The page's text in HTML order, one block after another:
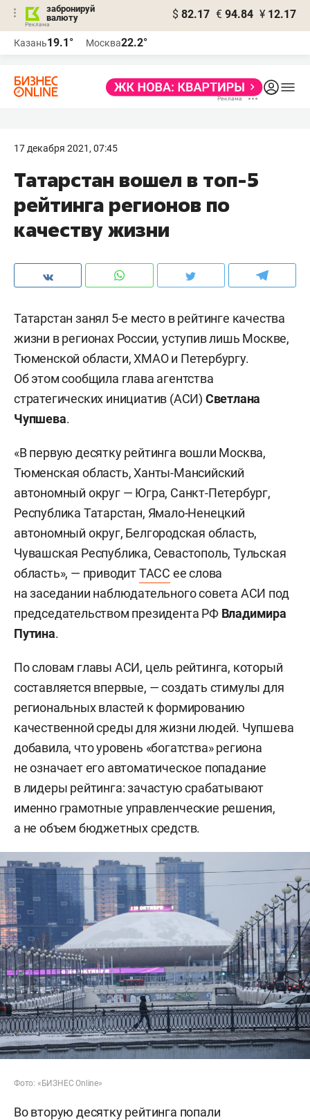
забронируй
валюту
$ 82.17 € 94.84 ¥ 12.17
Казань19.1° Москва22.2°
17 декабря 2021, 07:45
Татарстан вошел в топ-5
рейтинга регионов по
качеству жизни
Татарстан занял 5-е место в рейтинге качества
жизни в регионах России, уступив лишь Москве,
Тюменской области, ХМАО и Петербургу.
Об этом сообщила глава агентства
стратегических инициатив (АСИ) Светлана
Чупшева.
«В первую десятку рейтинга вошли Москва,
Тюменская область, Ханты-Мансийский
автономный округ — Югра, Санкт-Петербург,
Республика Татарстан, Ямало-Ненецкий
автономный округ, Белгородская область,
Чувашская Республика, Севастополь, Тульская
область», — приводитТАСС ее слова
на заседании наблюдательного совета АСИ под
председательством президента РФ Владимира
Путина.
По словам главы АСИ, цель рейтинга, который
составляется впервые, — создать стимулы для
региональных властей к формированию
качественной среды для жизни людей. Чупшева
добавила, что уровень «богатства» региона
не означает его автоматическое попадание
в лидеры рейтинга: зачастую срабатывают
именно грамотные управленческие решения,
а не объем бюджетных средств.
Фото: «БИЗНЕС Online»
Во вторую десятку рейтинга попали